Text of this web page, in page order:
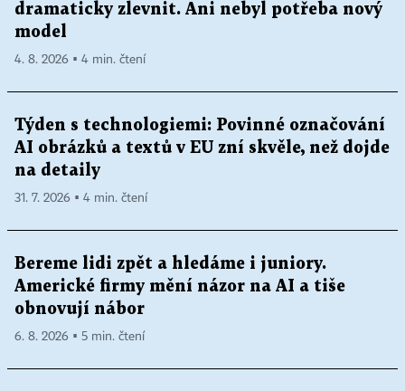
dramaticky zlevnit. Ani nebyl potřeba nový
model
4. 8. 2026 ▪ 4 min. čtení
Týden s technologiemi: Povinné označování
AI obrázků a textů v EU zní skvěle, než dojde
na detaily
31. 7. 2026 ▪ 4 min. čtení
Bereme lidi zpět a hledáme i juniory.
Americké firmy mění názor na AI a tiše
obnovují nábor
6. 8. 2026 ▪ 5 min. čtení